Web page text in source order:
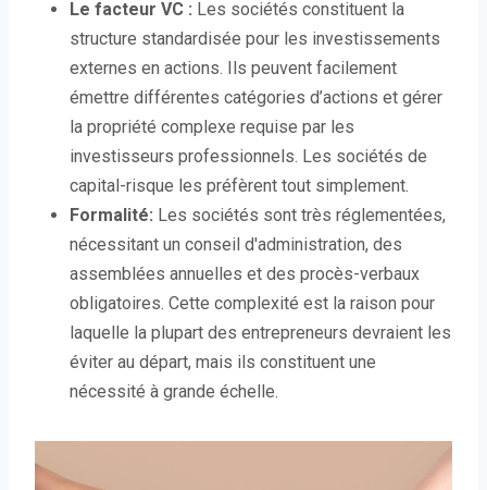
Le facteur VC : Les sociétés constituent la
structure standardisée pour les investissements
externes en actions. Ils peuvent facilement
émettre différentes catégories d’actions et gérer
la propriété complexe requise par les
investisseurs professionnels. Les sociétés de
capital-risque les préfèrent tout simplement.
Formalité: Les sociétés sont très réglementées,
nécessitant un conseil d'administration, des
assemblées annuelles et des procès-verbaux
obligatoires. Cette complexité est la raison pour
laquelle la plupart des entrepreneurs devraient les
éviter au départ, mais ils constituent une
nécessité à grande échelle.